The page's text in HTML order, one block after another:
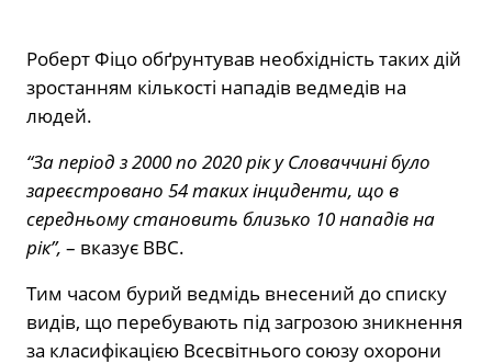
Роберт Фіцо обґрунтував необхідність таких дій
зростанням кількості нападів ведмедів на
людей.
“За період з 2000 по 2020 рік у Словаччині було
зареєстровано 54 таких інциденти, що в
середньому становить близько 10 нападів на
рік”, – вказує ВВС.
Тим часом бурий ведмідь внесений до списку
видів, що перебувають під загрозою зникнення
за класифікацією Всесвітнього союзу охорони